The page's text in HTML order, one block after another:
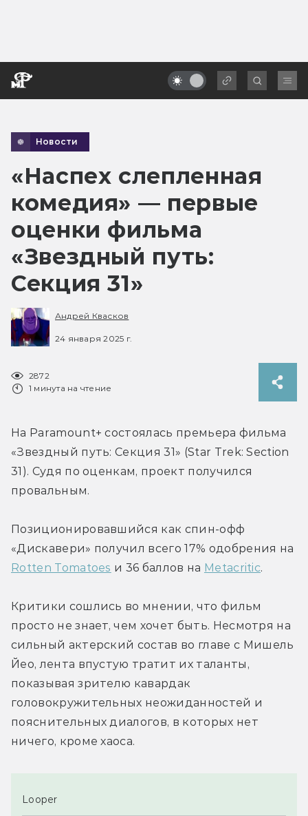
Новости
«Наспех слепленная
комедия» — первые
оценки фильма
«Звездный путь:
Секция 31»
Андрей Квасков
24 января 2025 г.
2872
1 минута на чтение
На Paramount+ состоялась премьера фильма
«Звездный путь: Секция 31» (Star Trek: Section
31). Судя по оценкам, проект получился
провальным.
Позиционировавшийся как спин-офф
Rotten Tomatoes и 36 баллов на Metacritic.
Критики сошлись во мнении, что фильм
просто не знает, чем хочет быть. Несмотря на
сильный актерский состав во главе с Мишель
Йео, лента впустую тратит их таланты,
головокружительных неожиданностей и
пояснительных диалогов, в которых нет
ничего, кроме хаоса.
Looper